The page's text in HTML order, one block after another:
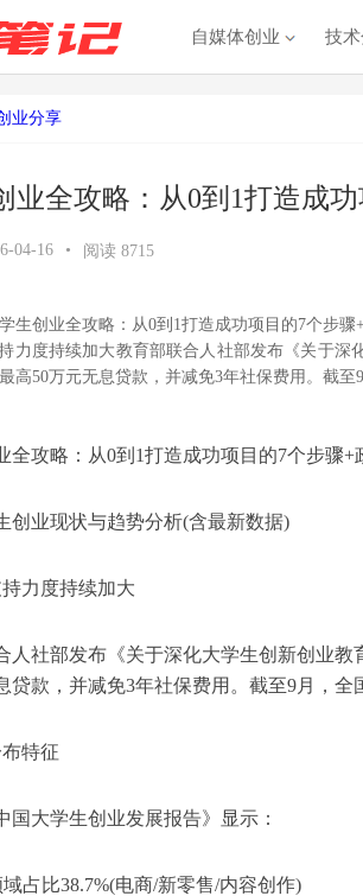
自媒体创业 技
业分享
业全攻略：从0到1打造成
04-16 • 阅读 8715
生创业全攻略：从0到1打造成功项目的7个步
力度持续加大教育部联合人社部发布《关于
高50万元无息贷款，并减免3年社保费用。截至9
全攻略：从0到1打造成功项目的7个步骤+
创业现状与趋势分析(含最新数据)
力度持续加大
人社部发布《关于深化大学生创新创业
贷款，并减免3年社保费用。截至9月，全
特征
国大学生创业发展报告》显示：
占比38.7%(电商/新零售/内容创作)